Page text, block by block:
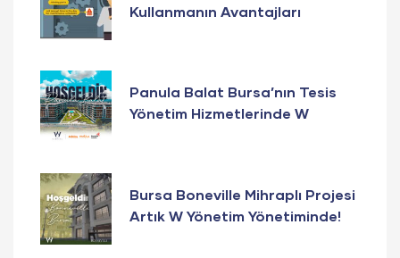
Kullanmanın Avantajları
Panula Balat Bursa’nın Tesis
Yönetim Hizmetlerinde W
Bursa Boneville Mihraplı Projesi
Artık W Yönetim Yönetiminde!